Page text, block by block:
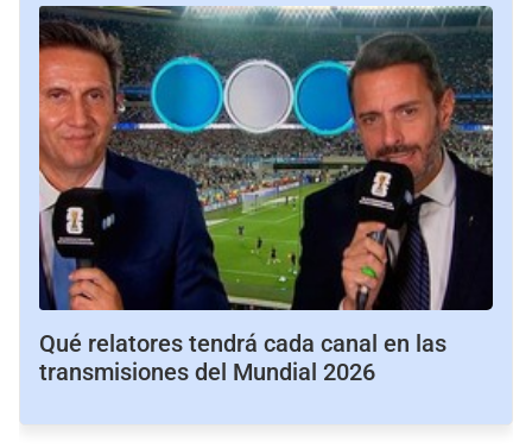
Qué relatores tendrá cada canal en las
transmisiones del Mundial 2026